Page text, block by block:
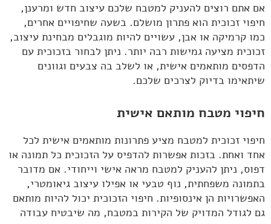
אם אתם רוצים להעניק למטבח שלכם עיצוב חדש ומרענן,
חיפוי זכוכית הוא פתרון מושלם. בשעה שחיפויים אחרים,
כמו קרמיקה או אבן, עשויים להיות מוגבלים מבחינת עיצוב,
זכוכית מציעה גמישות רבה יותר. ניתן לבחור בזכוכית עם
הדפסים מותאמים אישית, או לשלב בה צבעים וגוונים
שיתאימו בדיוק לצרכים שלכם.
חיפוי מטבח מותאם אישית
חיפוי זכוכית למטבח מציע פתרונות מותאמים אישית לכל
אחד ואחת. בזכות אפשרות להדפיס על הזכוכית כל תמונה או
דפוס, ניתן להעניק למטבח מראה אישי וייחודי. אם מדובר
בתמונה משפחתית, נוף טבעי או אפילו עיצוב גיאומטרי,
האפשרויות הן אינסופיות. חיפוי הזכוכית יכול להיות מותאם
גם לגודל המדויק של הקירות במטבח, מה שיבטיח עבודה